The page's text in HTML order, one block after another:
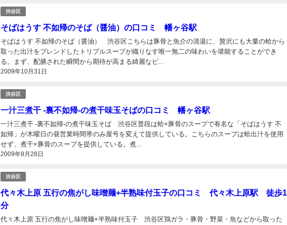
渋谷区
そばはうす 不如帰のそば（醤油）の口コミ 幡ヶ谷駅
2009年10月31日
そばはうす 不如帰のそば（醤油） 渋谷区こちらは豚骨と魚介の清湯に、贅沢にも大量の蛤から
取った出汁をブレンドしたトリプルスープが織りなす唯一無二の味わいを堪能することができ
る。まず、配膳された瞬間から期待が高まる綺麗なビ...
渋谷区
一汁三煮干 -裏不如帰-の煮干味玉そばの口コミ 幡ヶ谷駅
2009年8月28日
一汁三煮干 -裏不如帰-の煮干味玉そば 渋谷区普段は蛤×豚骨のスープで有名な「そばはうす 不
如帰」が木曜日の昼営業時間帯のみ屋号を変えて提供している。こちらのスープは蛤出汁を使用
せず、煮干×豚骨のスープを提供している。煮...
渋谷区
代々木上原 五行の焦がし味噌麺+半熟味付玉子の口コミ 代々木上原駅 徒歩1
分
代々木上原 五行の焦がし味噌麺+半熟味付玉子 渋谷区鶏ガラ・豚骨・野菜・魚などから取った